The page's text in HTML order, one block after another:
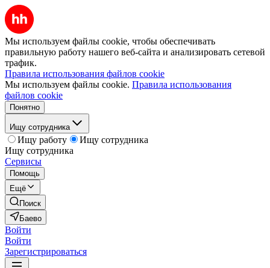
Мы используем файлы cookie, чтобы обеспечивать
правильную работу нашего веб-сайта и анализировать сетевой
трафик.
Правила использования файлов cookie
Мы используем файлы cookie. Правила использования
файлов cookie
Понятно
Ищу сотрудника
Ищу работу
Ищу сотрудника
Ищу сотрудника
Сервисы
Помощь
Ещё
Поиск
Баево
Войти
Войти
Зарегистрироваться